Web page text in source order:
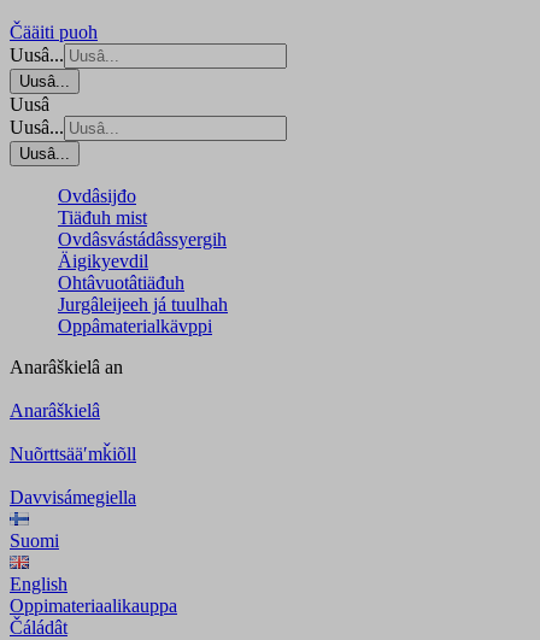
Čääiti puoh
Uusâ...
Uusâ...
Uusâ
Uusâ...
Uusâ...
Ovdâsijđo
Tiäđuh mist
Ovdâsvástádâssyergih
Äigikyevdil
Ohtâvuotâtiäđuh
Jurgâleijeeh já tuulhah
Oppâmaterialkävppi
Anarâškielâ an
Anarâškielâ
Nuõrttsääʹmǩiõll
Davvisámegiella
Suomi
English
Oppimateriaalikauppa
Čáládât